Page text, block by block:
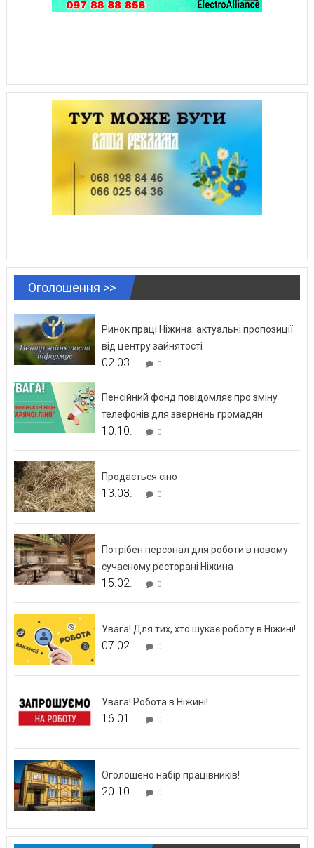
Оголошення >>
Ринок праці Ніжина: актуальні пропозиції
від центру зайнятості
02.03. 0
Пенсійний фонд повідомляє про зміну
телефонів для звернень громадян
10.10. 0
Продається сіно
13.03. 0
Потрібен персонал для роботи в новому
сучасному ресторані Ніжина
15.02. 0
Увага! Для тих, хто шукає роботу в Ніжині!
07.02. 0
Увага! Робота в Ніжині!
16.01. 0
Оголошено набір працівників!
20.10. 0